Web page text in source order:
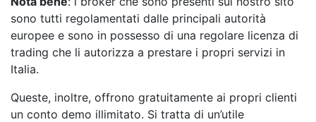
sono tutti regolamentati dalle principali autorità
europee e sono in possesso di una regolare licenza di
trading che li autorizza a prestare i propri servizi in
Italia.
Queste, inoltre, offrono gratuitamente ai propri clienti
un conto demo illimitato. Si tratta di un’utile